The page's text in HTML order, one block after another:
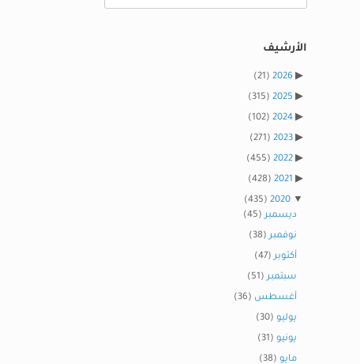
الأرشيف
2026
(21)
2025
(315)
2024
(102)
2023
(271)
2022
(455)
2021
(428)
2020
(435)
ديسمبر(45)
نوفمبر(38)
أكتوبر(47)
سبتمبر(51)
أغسطس (36)
يوليو (30)
يونيو (31)
مايو (38)